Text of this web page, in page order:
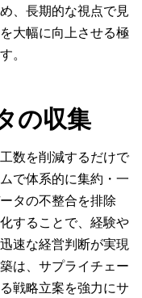
、長期的な視点で見
大幅に向上させる極
。
の収集
数を削減するだけで
で体系的に集約・一
タの不整合を排除
することで、経験や
速な経営判断が実現
は、サプライチェー
戦略立案を強力にサ